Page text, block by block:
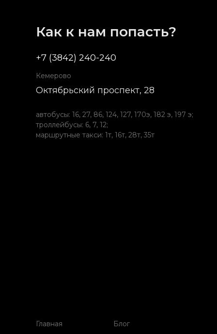
Как к нам попасть?
+7 (3842) 240-240
Октябрьский проспект, 28
Кемерово
автобусы: 16, 27, 86, 124, 127, 170э, 182 э, 197 э;
троллейбусы: 6, 7, 12;
маршрутные такси: 1т, 16т, 28т, 35т
Главная Блог